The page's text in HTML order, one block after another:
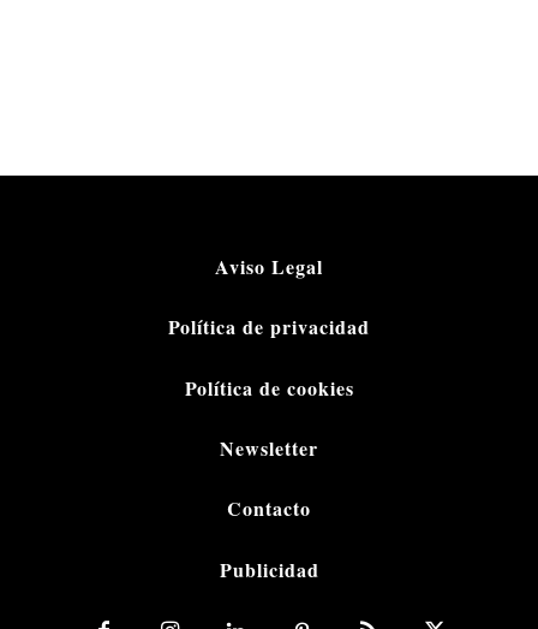
Aviso Legal
Política de privacidad
Política de cookies
Newsletter
Contacto
Publicidad